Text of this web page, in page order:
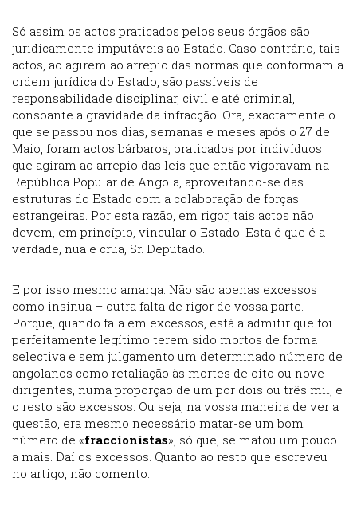
Só assim os actos praticados pelos seus órgãos são
juridicamente imputáveis ao Estado. Caso contrário, tais
actos, ao agirem ao arrepio das normas que conformam a
ordem jurídica do Estado, são passíveis de
responsabilidade disciplinar, civil e até criminal,
consoante a gravidade da infracção. Ora, exactamente o
que se passou nos dias, semanas e meses após o 27 de
Maio, foram actos bárbaros, praticados por indivíduos
que agiram ao arrepio das leis que então vigoravam na
República Popular de Angola, aproveitando-se das
estruturas do Estado com a colaboração de forças
estrangeiras. Por esta razão, em rigor, tais actos não
devem, em princípio, vincular o Estado. Esta é que é a
verdade, nua e crua, Sr. Deputado.
E por isso mesmo amarga. Não são apenas excessos
como insinua – outra falta de rigor de vossa parte.
Porque, quando fala em excessos, está a admitir que foi
perfeitamente legítimo terem sido mortos de forma
selectiva e sem julgamento um determinado número de
angolanos como retaliação às mortes de oito ou nove
dirigentes, numa proporção de um por dois ou três mil, e
o resto são excessos. Ou seja, na vossa maneira de ver a
questão, era mesmo necessário matar-se um bom
número de «fraccionistas», só que, se matou um pouco
a mais. Daí os excessos. Quanto ao resto que escreveu
no artigo, não comento.